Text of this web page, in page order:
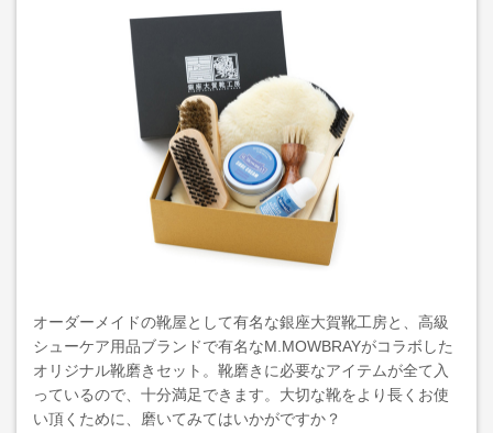
オーダーメイドの靴屋として有名な銀座大賀靴工房と、高級
シューケア用品ブランドで有名なM.MOWBRAYがコラボした
オリジナル靴磨きセット。靴磨きに必要なアイテムが全て入
っているので、十分満足できます。大切な靴をより長くお使
い頂くために、磨いてみてはいかがですか？